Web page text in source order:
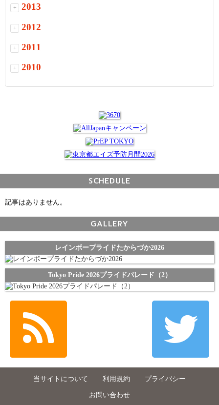
+ 2013
+ 2012
+ 2011
+ 2010
SCHEDULE
記事はありません。
GALLERY
レインボープライドたからづか2026
Tokyo Pride 2026プライドパレード（2）
当サイトについて 利用規約 プライバシー
お問い合わせ